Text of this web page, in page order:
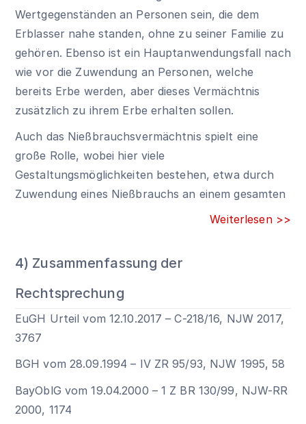
Wertgegenständen an Personen sein, die dem
Erblasser nahe standen, ohne zu seiner Familie zu
gehören. Ebenso ist ein Hauptanwendungsfall nach
wie vor die Zuwendung an Personen, welche
bereits Erbe werden, aber dieses Vermächtnis
zusätzlich zu ihrem Erbe erhalten sollen.
Auch das Nießbrauchsvermächtnis spielt eine
große Rolle, wobei hier viele
Gestaltungsmöglichkeiten bestehen, etwa durch
Zuwendung eines Nießbrauchs an einem gesamten
Weiterlesen >>
4) Zusammenfassung der
Rechtsprechung
EuGH Urteil vom 12.10.2017 – C-218/16, NJW 2017,
3767
BGH vom 28.09.1994 – IV ZR 95/93, NJW 1995, 58
BayOblG vom 19.04.2000 – 1 Z BR 130/99, NJW-RR
2000, 1174